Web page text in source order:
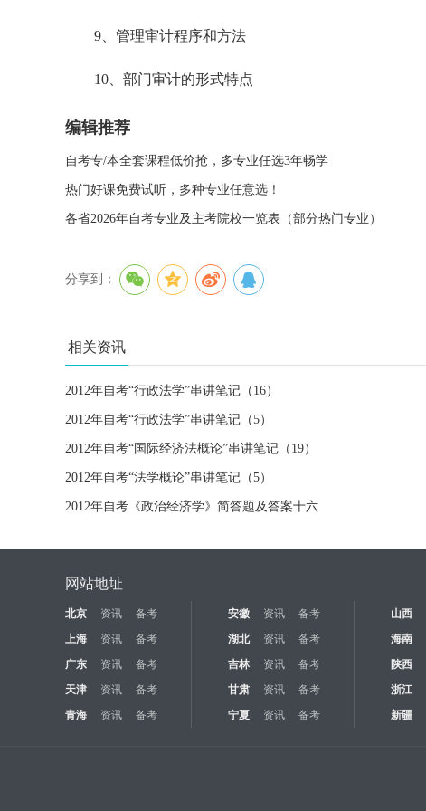
9、管理审计程序和方法
10、部门审计的形式特点
编辑推荐
自考专/本全套课程低价抢，多专业任选3年畅学
热门好课免费试听，多种专业任意选！
各省2026年自考专业及主考院校一览表（部分热门专业）
分享到：
相关资讯
2012年自考“行政法学”串讲笔记（16）
2012年自考“行政法学”串讲笔记（5）
2012年自考“国际经济法概论”串讲笔记（19）
2012年自考“法学概论”串讲笔记（5）
2012年自考《政治经济学》简答题及答案十六
网站地址
北京 资讯 备考 安徽 资讯 备考 山西
上海
资讯 备考 湖北 资讯 备考 海南
广东
资讯 备考 吉林 资讯 备考 陕西
天津
资讯 备考 甘肃 资讯 备考 浙江
青海
资讯 备考 宁夏 资讯 备考 新疆